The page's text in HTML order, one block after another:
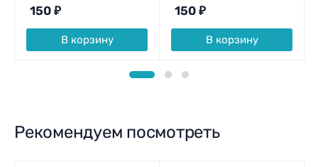
150 ₽
В корзину
150 ₽
В корзину
Рекомендуем посмотреть